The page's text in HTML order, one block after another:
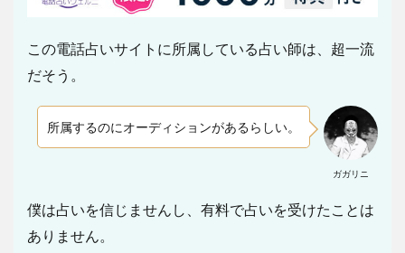
この電話占いサイトに所属している占い師は、超一流
だそう。
ガガリニ
所属するのにオーディションがあるらしい。
僕は占いを信じませんし、有料で占いを受けたことは
ありません。